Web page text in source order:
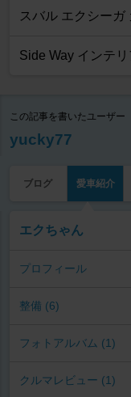
スバル エクシーガ
Side Way インテ
この記事を書いたユーザー
yucky77
ブログ 愛車紹介
エクちゃん
プロフィール
整備 (6)
フォトアルバム (1)
クルマレビュー (1)